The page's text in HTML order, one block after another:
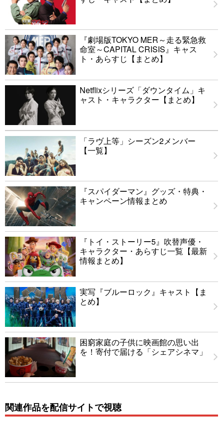
『劇場版TOKYO MER～走る緊急救
命室～CAPITAL CRISIS』キャス
ト・あらすじ【まとめ】
Netflixシリーズ「ダウンタイム」キ
ャスト・キャラクター【まとめ】
「ラヴ上等」シーズン2メンバー
【一覧】
『スパイダーマン』グッズ・特典・
キャンペーン情報まとめ
『トイ・ストーリー5』吹替声優・
キャラクター・あらすじ一覧【最新
情報まとめ】
実写『ブルーロック』キャスト【ま
とめ】
困窮家庭の子供に映画館の思い出
を！寄付で届ける「シェアシネマ」
関連作品を配信サイトで視聴